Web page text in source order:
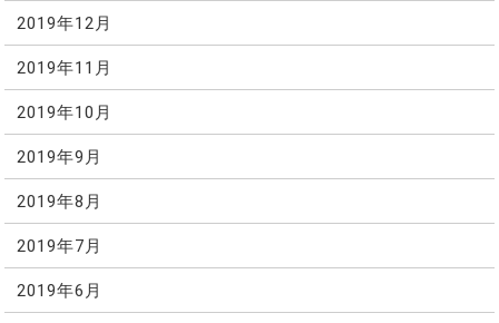
2019年12月
2019年11月
2019年10月
2019年9月
2019年8月
2019年7月
2019年6月